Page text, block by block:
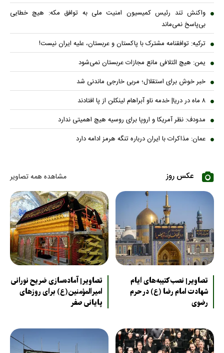
واکنش تند رئیس کمیسیون امنیت ملی به توافق مکه: هیچ خطایی
بی‌پاسخ نمی‌ماند
ترکیه: توافقنامه مشترک با پاکستان و عربستان، علیه ایران نیست!
یمن: هیچ ائتلافی مانع مجازات عربستان نمی‌شود
خبر خوش برای استقلال؛ مربی خارجی ماندنی شد
۸ ماه در دریا| خدمه ناو آبراهام لینکلن از پا افتادند
مدودف: نظر آمریکا و اروپا برای روسیه هیچ اهمیتی ندارد
عمان: مذاکرات با ایران درباره تنگه هرمز ادامه دارد
عکس روز مشاهده همه تصاویر
تصاویر| نصب کتیبه‌های ایام
شهادت امام رضا (ع) در حرم
رضوی
تصاویر| آماده‌سازی ضریح نورانی
امیرالمؤمنین(ع) برای روزهای
پایانی صفر